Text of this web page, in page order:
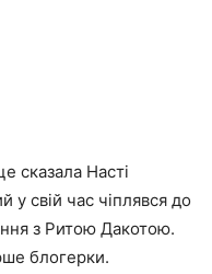
сказала Насті
свій час чіплявся до
з Ритою Дакотою.
блогерки.